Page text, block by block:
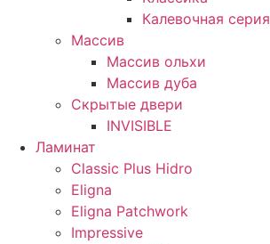
Калевочная серия
Массив
Массив ольхи
Массив дуба
Скрытые двери
INVISIBLE
Ламинат
Classic Plus Hidro
Eligna
Eligna Patchwork
Impressive